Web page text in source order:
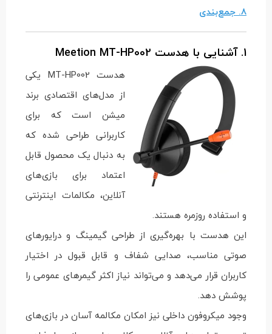
8. جمع‌بندی
1. آشنایی با هدست Meetion MT-HP002
هدست MT-HP002 یکی
از مدل‌های اقتصادی برند
میشن است که برای
کاربرانی طراحی شده که
به دنبال یک محصول قابل
اعتماد برای بازی‌های
آنلاین، مکالمات اینترنتی
و استفاده روزمره هستند.
این هدست با بهره‌گیری از طراحی گیمینگ و درایورهای
صوتی مناسب، صدایی شفاف و قابل قبول در اختیار
کاربران قرار می‌دهد و می‌تواند نیاز اکثر گیمرهای عمومی را
پوشش دهد.
وجود میکروفون داخلی نیز امکان مکالمه آسان در بازی‌های